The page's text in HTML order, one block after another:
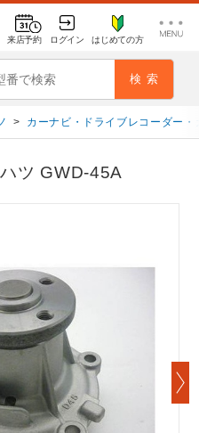
来店予約 ログイン はじめての方
> カーナビ・ドライブレコーダー・
ツ GWD-45A